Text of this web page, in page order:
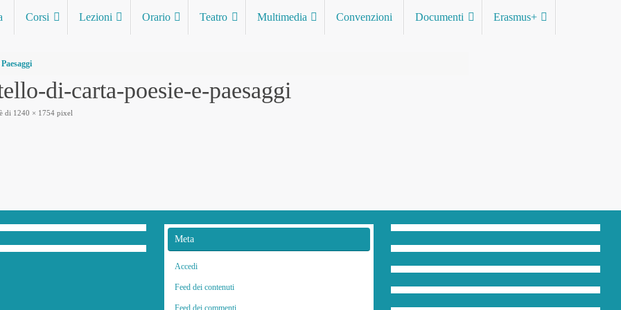
Corsi Lezioni Orario Teatro Multimedia Convenzioni Documenti Erasmus+
di-carta-poesie-e-paesaggi
di 1240 × 1754pixel
Meta
Accedi
Feed dei contenuti
Feed dei commenti